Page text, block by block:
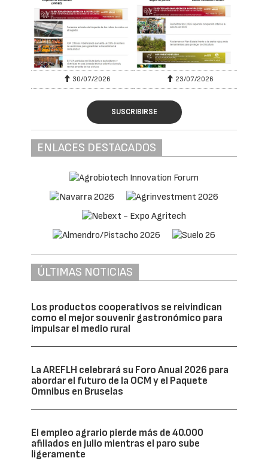
30/07/2026 23/07/2026
SUSCRIBIRSE
ENLACES DESTACADOS
ÚLTIMAS NOTICIAS
Los productos cooperativos se reivindican
como el mejor souvenir gastronómico para
impulsar el medio rural
La AREFLH celebrará su Foro Anual 2026 para
abordar el futuro de la OCM y el Paquete
Omnibus en Bruselas
El empleo agrario pierde más de 40.000
afiliados en julio mientras el paro sube
ligeramente